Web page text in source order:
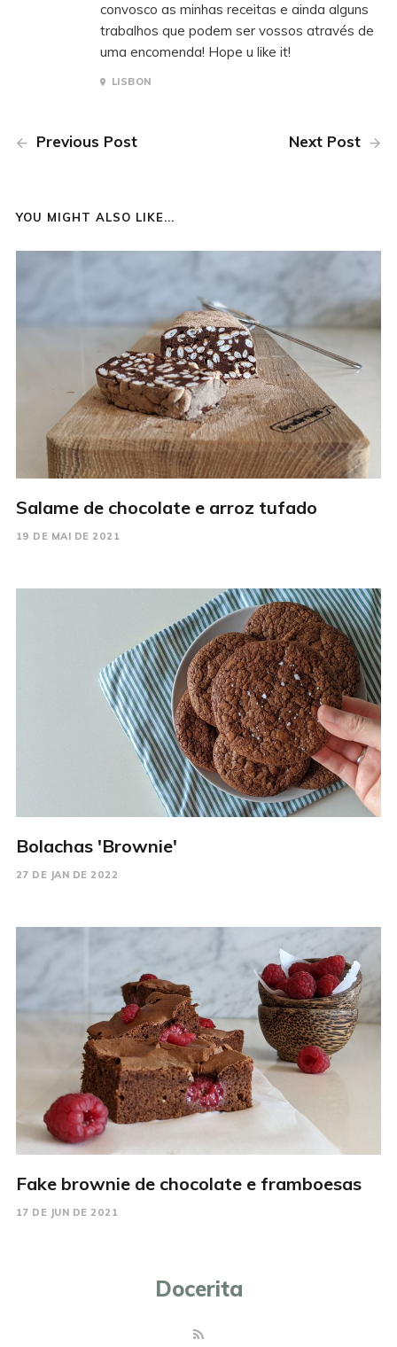
convosco as minhas receitas e ainda alguns
trabalhos que podem ser vossos através de
uma encomenda! Hope u like it!
LISBON
Previous Post Next Post
YOU MIGHT ALSO LIKE...
Salame de chocolate e arroz tufado
19 DE MAI DE 2021
Bolachas 'Brownie'
27 DE JAN DE 2022
Fake brownie de chocolate e framboesas
17 DE JUN DE 2021
Docerita